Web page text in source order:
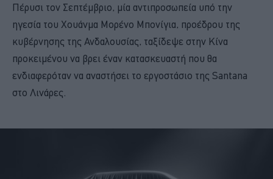
Πέρυσι τον Σεπτέμβριο, μία αντιπροσωπεία υπό την
ηγεσία του Χουάνμα Μορένο Μπονίγια, προέδρου της
κυβέρνησης της Ανδαλουσίας, ταξίδεψε στην Κίνα
προκειμένου να βρει έναν κατασκευαστή που θα
ενδιαφερόταν να αναστήσει το εργοστάσιο της Santana
στο Λινάρες.